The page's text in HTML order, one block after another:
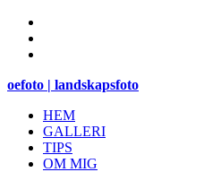
oefoto | landskapsfoto
HEM
GALLERI
TIPS
OM MIG